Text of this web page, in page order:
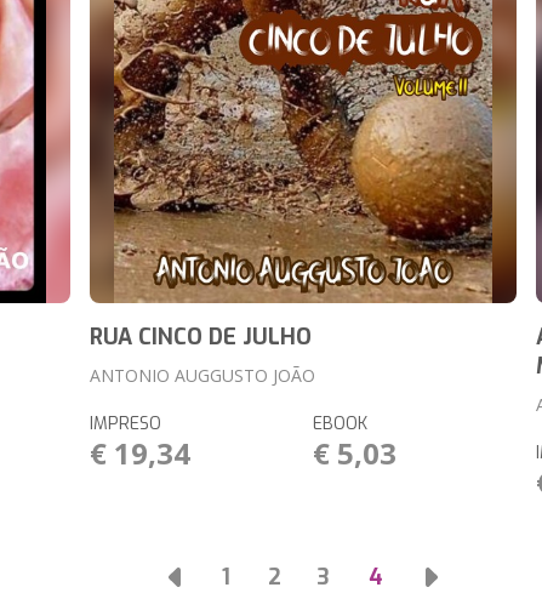
RUA CINCO DE JULHO
ANTONIO AUGGUSTO JOÃO
IMPRESO
€ 19,34
EBOOK
€ 5,03
1 2 3 4